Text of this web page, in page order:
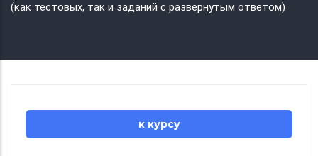
(как тестовых, так и заданий с развернутым ответом)
к курсу